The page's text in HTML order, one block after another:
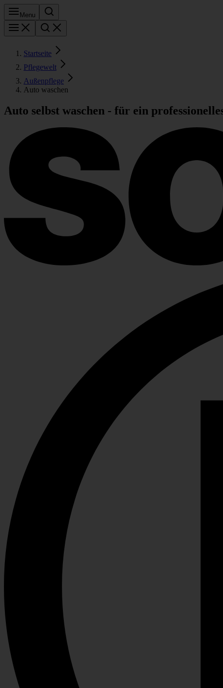
Menu
Startseite
Pflegewelt
Außenpflege
Auto waschen
Auto selbst waschen - für ein